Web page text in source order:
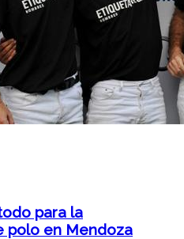
para la
polo en Mendoza